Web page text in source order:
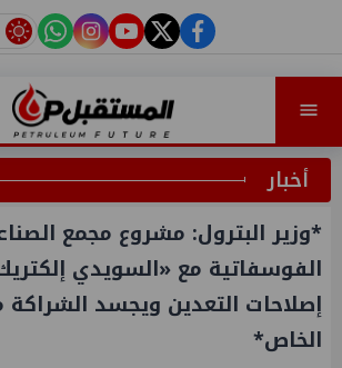
facebook
twitter
youtube
instagram
tiktok
أخبار
*وزير البترول: مشروع مجمع
الفوسفاتية مع «السويدي
إصلاحات التعدين ويجسد الشراكة
الخاص*